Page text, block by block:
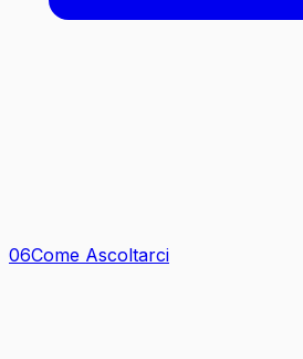
06Come Ascoltarci